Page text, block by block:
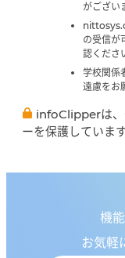
がござい
の受信が
認くださ
学校関係
遠慮をお
infoClipperは、
ーを保護しています
機
お気軽